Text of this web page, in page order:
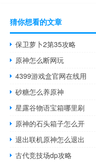
猜你想看的文章
保卫萝卜2第35攻略
原神怎么断网玩
4399游戏盒官网在线用
砂糖怎么养原神
星露谷物语宝箱哪里刷
原神的石头箱子怎么开
退出联机原神怎么退出
古代竞技场dp攻略